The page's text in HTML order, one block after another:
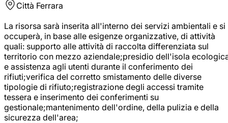
Città Ferrara
La risorsa sarà inserita all'interno dei servizi ambientali e si
occuperà, in base alle esigenze organizzative, di attività
quali: supporto alle attività di raccolta differenziata sul
territorio con mezzo aziendale;presidio dell'isola
e assistenza agli utenti durante il conferimento dei
rifiuti;verifica del corretto smistamento delle diverse
tipologie di rifiuto;registrazione degli accessi tramite
tessera e inserimento dei conferimenti su
gestionale;mantenimento dell'ordine, della pulizia e della
sicurezza dell'area;